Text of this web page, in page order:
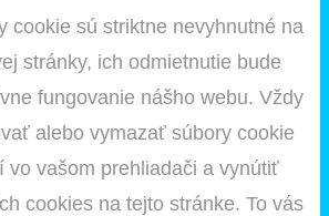
cookie sú striktne nevyhnutné na
stránky, ich odmietnutie bude
fungovanie nášho webu. Vždy
alebo vymazať súbory cookie
vo vašom prehliadači a vynútiť
cookies na tejto stránke. To vás